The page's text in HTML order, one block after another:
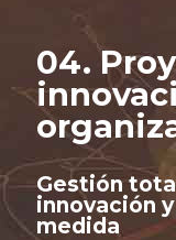
04.
Gestión
innovación
medida